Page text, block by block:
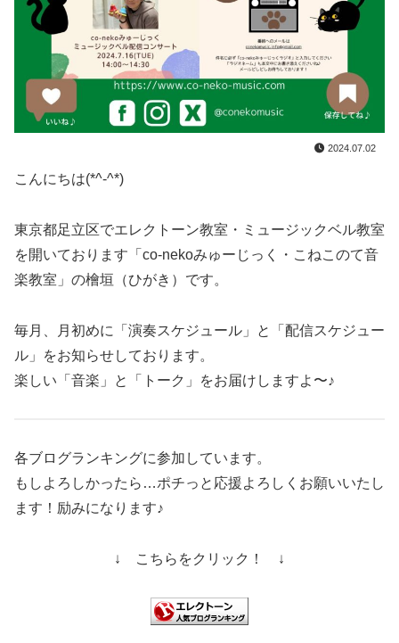
2024.07.02
こんにちは(*^-^*)
東京都足立区でエレクトーン教室・ミュージックベル教室
を開いております「co-nekoみゅーじっく・こねこのて音
楽教室」の檜垣（ひがき）です。
毎月、月初めに「演奏スケジュール」と「配信スケジュー
ル」をお知らせしております。
楽しい「音楽」と「トーク」をお届けしますよ〜♪
各ブログランキングに参加しています。
もしよろしかったら…ポチっと応援よろしくお願いいたし
ます！励みになります♪
↓ こちらをクリック！ ↓